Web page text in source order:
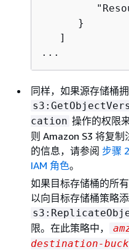
      }
   ]
...
同样，如果源存储桶
cation 操作的权限
则 Amazon S3 将复
的信息，请参阅 步骤
IAM 角色。
如果目标存储桶的所
以向目标存储桶策略
限。在此策略中，
destination-